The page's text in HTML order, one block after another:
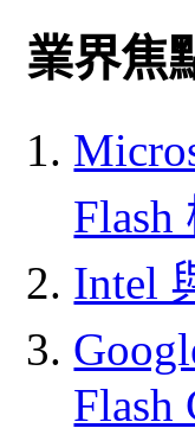
業界焦
Flash
Intel
Flash